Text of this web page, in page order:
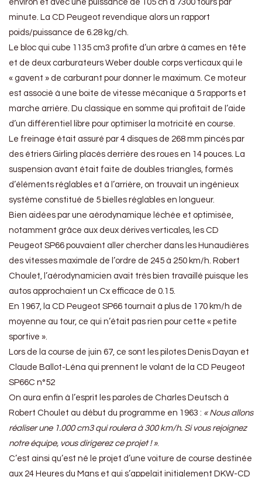
environ et avec une puissance de 105 ch à 7300 tours par
minute. La CD Peugeot revendique alors un rapport
poids/puissance de 6.28 kg/ch.
Le bloc qui cube 1135 cm3 profite d’un arbre à cames en tête
et de deux carburateurs Weber double corps verticaux qui le
« gavent » de carburant pour donner le maximum. Ce moteur
est associé à une boite de vitesse mécanique à 5 rapports et
marche arrière. Du classique en somme qui profitait de l’aide
d’un différentiel libre pour optimiser la motricité en course.
Le freinage était assuré par 4 disques de 268 mm pincés par
des étriers Girling placés derrière des roues en 14 pouces. La
suspension avant était faite de doubles triangles, formés
d’éléments réglables et à l’arrière, on trouvait un ingénieux
système constitué de 5 bielles réglables en longueur.
Bien aidées par une aérodynamique léchée et optimisée,
notamment grâce aux deux dérives verticales, les CD
Peugeot SP66 pouvaient aller chercher dans les Hunaudières
des vitesses maximale de l’ordre de 245 à 250 km/h. Robert
Choulet, l’aérodynamicien avait très bien travaillé puisque les
autos approchaient un Cx efficace de 0.15.
En 1967, la CD Peugeot SP66 tournait à plus de 170 km/h de
moyenne au tour, ce qui n’était pas rien pour cette « petite
sportive ».
Lors de la course de juin 67, ce sont les pilotes Denis Dayan et
Claude Ballot-Léna qui prennent le volant de la CD Peugeot
SP66C n°52
On aura enfin à l’esprit les paroles de Charles Deutsch à
Robert Choulet au début du programme en 1963 : « Nous allons
réaliser une 1.000 cm3 qui roulera à 300 km/h. Si vous rejoignez
notre équipe, vous dirigerez ce projet ! ».
C’est ainsi qu’est né le projet d’une voiture de course destinée
aux 24 Heures du Mans et qui s’appelait initialement DKW-CD